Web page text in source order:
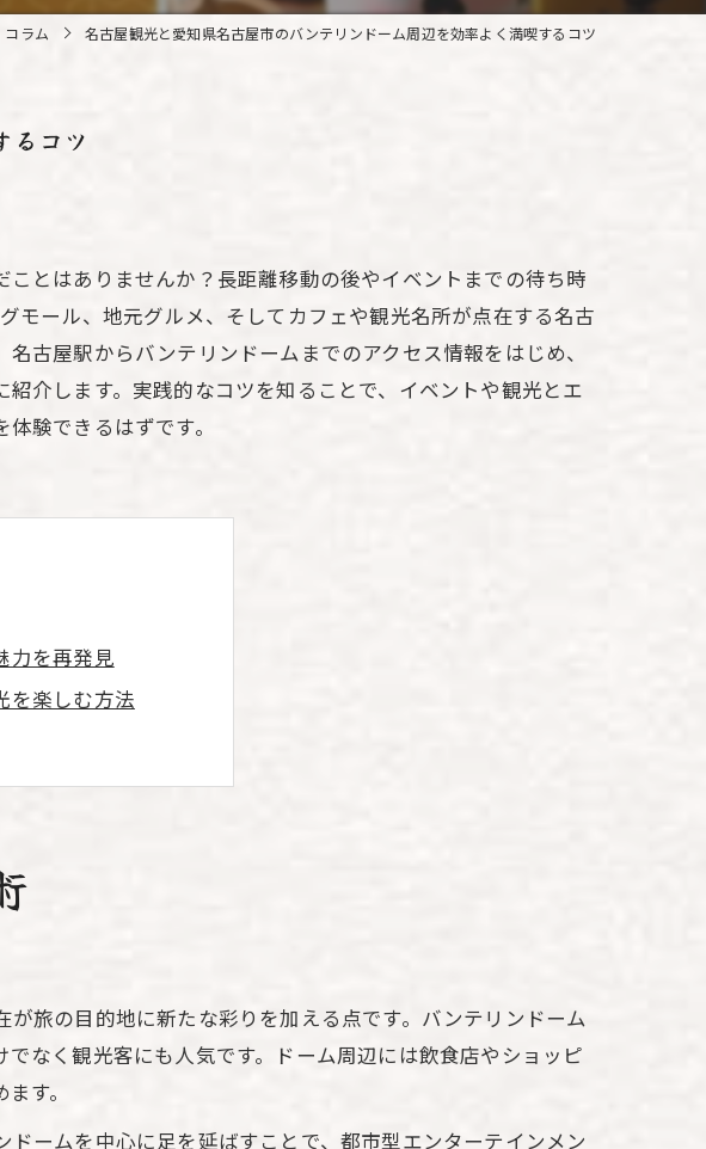
コラム 名古屋観光と愛知県名古屋市のバンテリンドーム周辺を効率よく満喫するコツ
るコツ
とはありませんか？長距離移動の後やイベントまでの待ち時
モール、地元グルメ、そしてカフェや観光名所が点在する名古
古屋駅からバンテリンドームまでのアクセス情報をはじめ、
介します。実践的なコツを知ることで、イベントや観光とエ
験できるはずです。
力を再発見
を楽しむ方法
活用術
観光の組み合わせ術
ラン
光活用術
ュール例
旅の目的地に新たな彩りを加える点です。バンテリンドーム
なく観光客にも人気です。ドーム周辺には飲食店やショッピ
す。
ームを中心に足を延ばすことで、都市型エンターテインメン